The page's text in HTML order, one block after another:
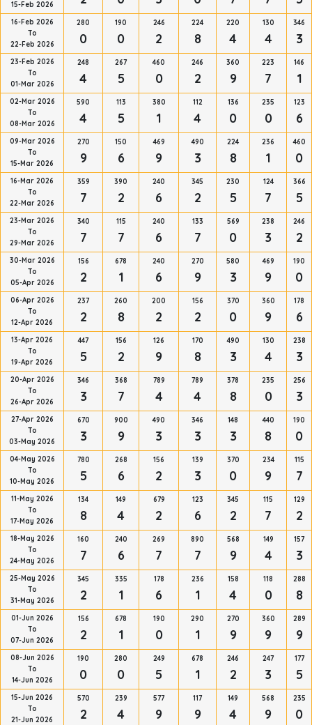
15-Feb 2026
16-Feb 2026
To
22-Feb 2026
280
0
190
0
246
2
224
8
220
4
130
4
346
3
23-Feb 2026
To
01-Mar 2026
248
4
267
5
460
0
246
2
360
9
223
7
146
1
02-Mar 2026
To
08-Mar 2026
590
4
113
5
380
1
112
4
136
0
235
0
123
6
09-Mar 2026
To
15-Mar 2026
270
9
150
6
469
9
490
3
224
8
236
1
460
0
16-Mar 2026
To
22-Mar 2026
359
7
390
2
240
6
345
2
230
5
124
7
366
5
23-Mar 2026
To
29-Mar 2026
340
7
115
7
240
6
133
7
569
0
238
3
246
2
30-Mar 2026
To
05-Apr 2026
156
2
678
1
240
6
270
9
580
3
469
9
190
0
06-Apr 2026
To
12-Apr 2026
237
2
260
8
200
2
156
2
370
0
360
9
178
6
13-Apr 2026
To
19-Apr 2026
447
5
156
2
126
9
170
8
490
3
130
4
238
3
20-Apr 2026
To
26-Apr 2026
346
3
368
7
789
4
789
4
378
8
235
0
256
3
27-Apr 2026
To
03-May 2026
670
3
900
9
490
3
346
3
148
3
440
8
190
0
04-May 2026
To
10-May 2026
780
5
268
6
156
2
139
3
370
0
234
9
115
7
11-May 2026
To
17-May 2026
134
8
149
4
679
2
123
6
345
2
115
7
129
2
18-May 2026
To
24-May 2026
160
7
240
6
269
7
890
7
568
9
149
4
157
3
25-May 2026
To
31-May 2026
345
2
335
1
178
6
236
1
158
4
118
0
288
8
01-Jun 2026
To
07-Jun 2026
156
2
678
1
190
0
290
1
270
9
360
9
289
9
08-Jun 2026
To
14-Jun 2026
190
0
280
0
249
5
678
1
246
2
247
3
177
5
15-Jun 2026
To
21-Jun 2026
570
2
239
4
577
9
117
9
149
4
568
9
235
0